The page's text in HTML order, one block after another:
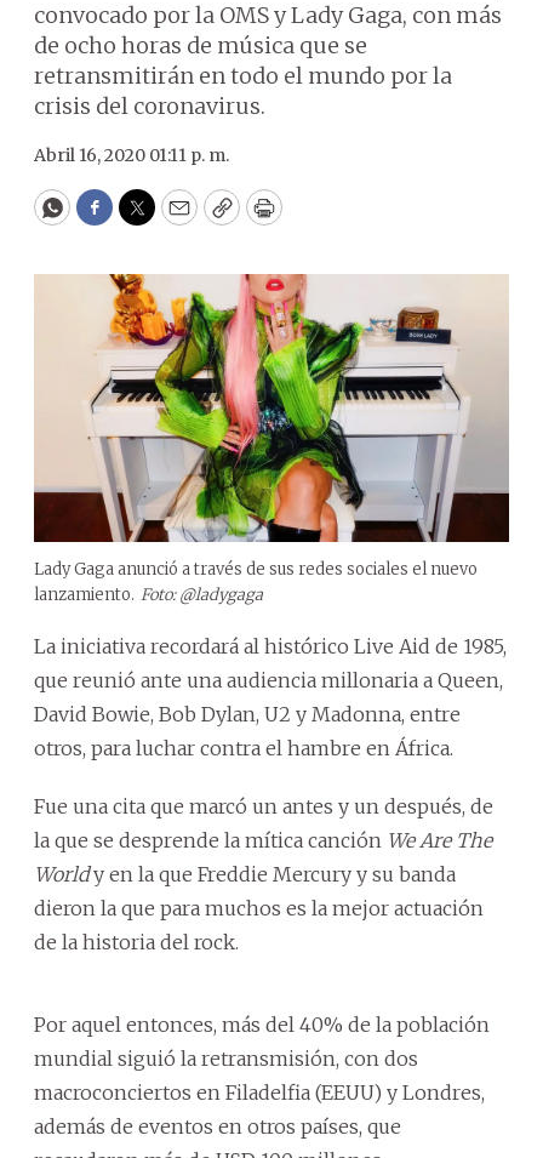
convocado por la OMS y Lady Gaga, con más
de ocho horas de música que se
retransmitirán en todo el mundo por la
crisis del coronavirus.
Abril 16, 2020 01:11 p. m.
WhatsApp
Facebook
Twitter
EmailCopyPrint
Lady Gaga anunció a través de sus redes sociales el nuevo
lanzamiento. Foto: @ladygaga
La iniciativa recordará al histórico Live Aid de 1985,
que reunió ante una audiencia millonaria a Queen,
David Bowie, Bob Dylan, U2 y Madonna, entre
otros, para luchar contra el hambre en África.
Fue una cita que marcó un antes y un después, de
la que se desprende la mítica canción We Are The
Worldy en la que Freddie Mercury y su banda
dieron la que para muchos es la mejor actuación
de la historia del rock.
Por aquel entonces, más del 40% de la población
mundial siguió la retransmisión, con dos
macroconciertos en Filadelfia (EEUU) y Londres,
además de eventos en otros países, que